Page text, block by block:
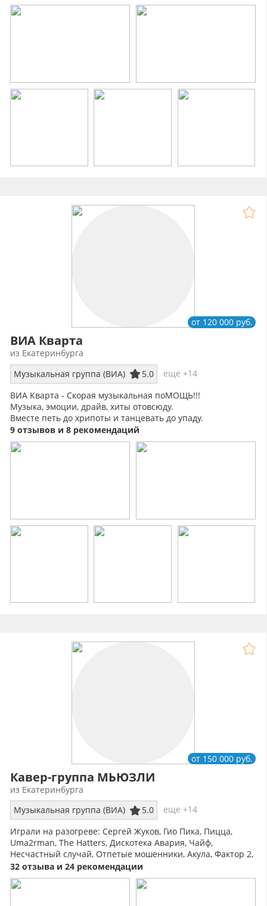
ВИА Кварта
от 120 000 руб.
из Екатеринбурга
Музыкальная группа (ВИА)
5.0
еще +14
ВИА Кварта - Скорая музыкальная поМОЩЬ!!!
Музыка, эмоции, драйв, хиты отовсюду.
Вместе петь до хрипоты и танцевать до упаду.
Всё что можем МЫ преподнести. Всё что понадобится Вам
9 отзывов и 8 рекомендаций
Кавер-группа МЬЮЗЛИ
от 150 000 руб.
из Екатеринбурга
Музыкальная группа (ВИА)
5.0
еще +14
Играли на разогреве: Сергей Жуков, Гио Пика, Пицца,
Uma2rman, The Hatters, Дискотека Авария, Чайф,
Несчастный случай, Отпетые мошенники, Акула, Фактор 2,
На-На, Градусы, Fontano, Слава
32 отзыва и 24 рекомендации